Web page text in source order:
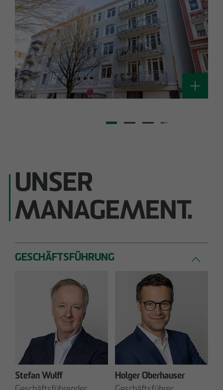
UNSER
MANAGEMENT.
GESCHÄFTSFÜHRUNG
Stefan Wulff Holger Oberhauser